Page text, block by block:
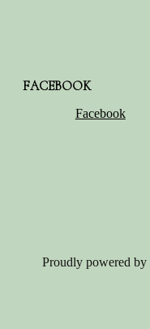
FACEBOOK
Facebook
Proudly powered by